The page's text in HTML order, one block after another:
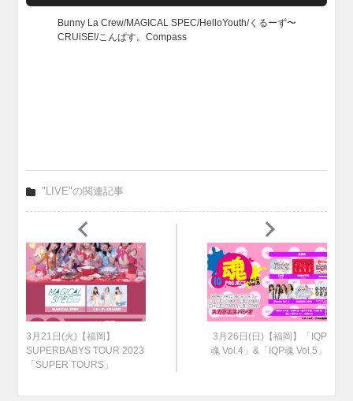
Bunny La Crew/MAGICAL SPEC/HelloYouth/くるーず〜
CRUiSE!/こんぱす。Compass
"LIVE"の関連記事
3月21日(火)【福岡】
SUPERBABYS TOUR 2023
「SUPER TOURS」
3月26日(日)【福岡】「IQP
魂 Vol.4」&「IQP魂 Vol.5」